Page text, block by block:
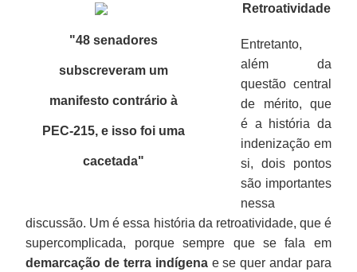
"48 senadores
subscreveram um
manifesto contrário à
PEC-215, e isso foi uma
cacetada"
Retroatividade
Entretanto,
além da
questão central
de mérito, que
é a história da
indenização em
si, dois pontos
são importantes
nessa
discussão. Um é essa história da retroatividade, que é
supercomplicada, porque sempre que se fala em
demarcação de terra indígenae se quer andar para